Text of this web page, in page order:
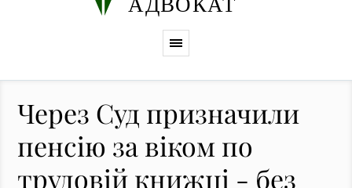
Через Суд призначили
пенсію за віком по
трудовій книжці - без